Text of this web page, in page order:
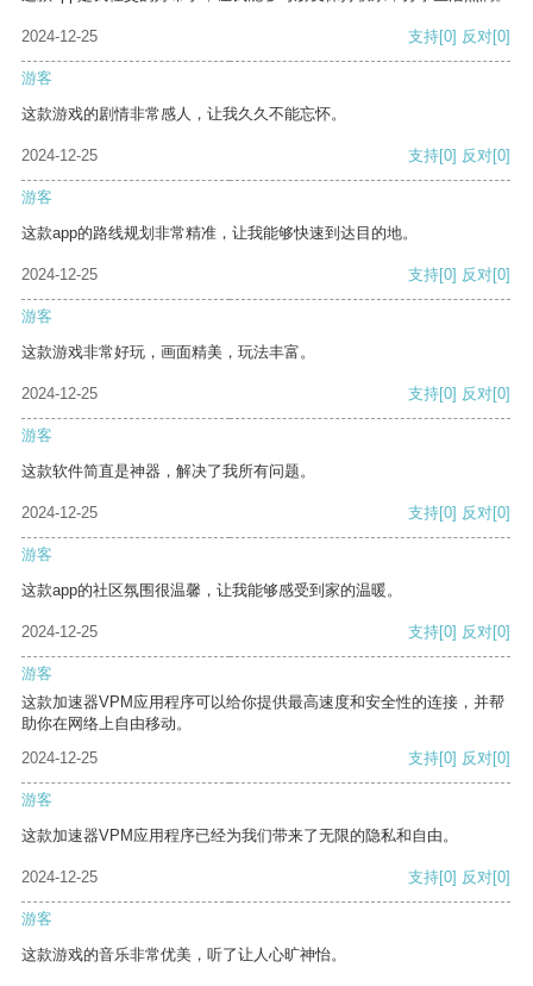
2024-12-25 支持[0] 反对[0]
游客
这款游戏的剧情非常感人，让我久久不能忘怀。
2024-12-25 支持[0] 反对[0]
游客
这款app的路线规划非常精准，让我能够快速到达目的地。
2024-12-25 支持[0] 反对[0]
游客
这款游戏非常好玩，画面精美，玩法丰富。
2024-12-25 支持[0] 反对[0]
游客
这款软件简直是神器，解决了我所有问题。
2024-12-25 支持[0] 反对[0]
游客
这款app的社区氛围很温馨，让我能够感受到家的温暖。
2024-12-25 支持[0] 反对[0]
游客
这款加速器VPM应用程序可以给你提供最高速度和安全性的连接，并帮
助你在网络上自由移动。
2024-12-25
支持[0] 反对[0]
游客
这款加速器VPM应用程序已经为我们带来了无限的隐私和自由。
2024-12-25 支持[0] 反对[0]
游客
这款游戏的音乐非常优美，听了让人心旷神怡。